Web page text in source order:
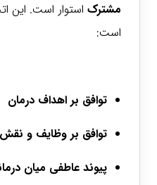
مشترک استوار است. این
است:
توافق بر اهداف درمان
توافق بر وظایف و
پیوند عاطفی میان